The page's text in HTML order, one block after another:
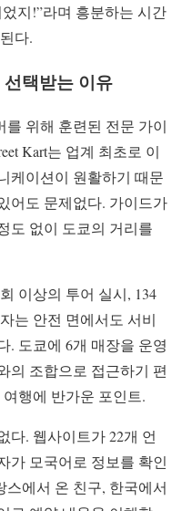
지!”라며 흥분하는 시간
다.
택받는 이유
위해 훈련된 전문 가이
Kart는 업계 최초로 이
케이션이 원활하기 때문
어도 문제없다. 가이드가
도 없이 도쿄의 거리를
이상의 투어 실시, 134
는 안전 면에서도 서비
. 도쿄에 6개 매장을 운영
의 조합으로 접근하기 편
행에 반가운 포인트.
다. 웹사이트가 22개 언
가 모국어로 정보를 확인
스에서 온 친구, 한국에서